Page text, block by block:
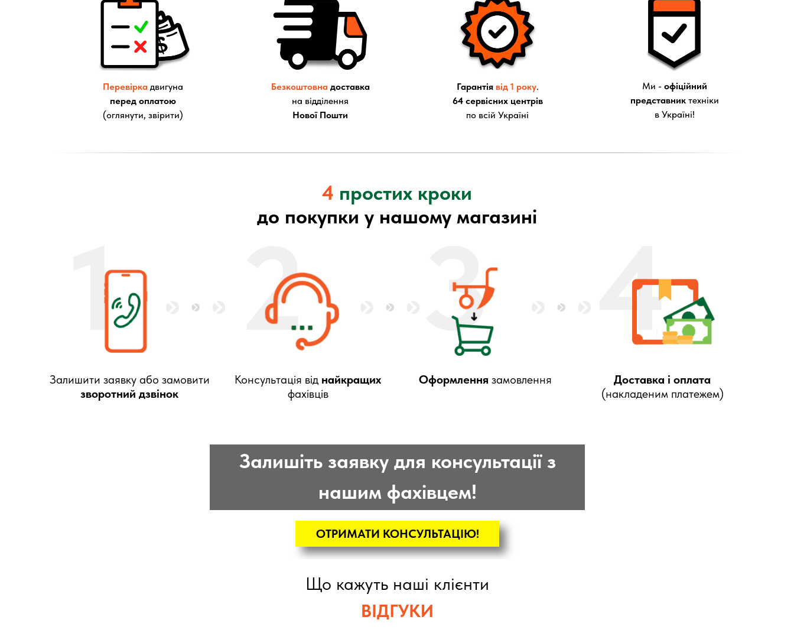
Перевірка двигуна
перед оплатою
(оглянути, звірити)
Гарантія від 1 року.
64 сервісних центрів
по всій Україні
Безкоштовна доставка
на відділення
Нової Пошти
Ми - офіційний
представник техніки
в Україні!
1 4
3
2
Залишити заявку або замовити
зворотний дзвінок
Консультація від найкращих
фахівців
Оформлення замовлення
Доставка і оплата
(накладеним платежем)
4 простих кроки
до покупки у нашому магазині
ОТРИМАТИ КОНСУЛЬТАЦІЮ!
Залишіть заявку для консультації з
нашим фахівцем!
Що кажуть наші клієнти
ВІДГУКИ